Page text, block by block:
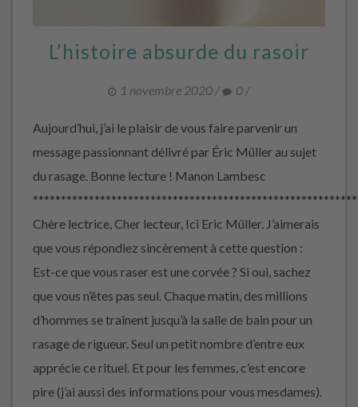
L’histoire absurde du rasoir
1 novembre 2020 / 0 /
Aujourd’hui, j’ai le plaisir de vous faire parvenir un
message passionnant délivré par Éric Müller au sujet
du rasage. Bonne lecture ! Manon Lambesc
Chère lectrice, Cher lecteur, Ici Eric Müller. J’aimerais
que vous répondiez sincèrement à cette question :
Est-ce que vous raser est une corvée ? Si oui, sachez
que vous n’êtes pas seul. Chaque matin, des millions
d’hommes se traînent jusqu’à la salle de bain pour un
rasage de rigueur. Seul un petit nombre d’entre eux
apprécie ce rituel. Et pour les femmes, c’est encore
pire (j’ai aussi des informations pour vous mesdames).